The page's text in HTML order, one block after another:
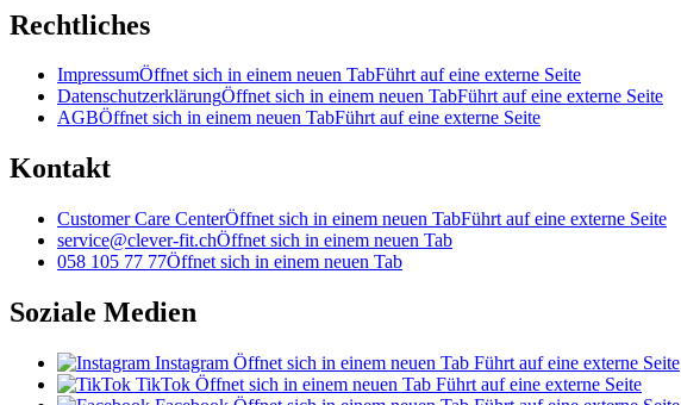
Rechtliches
ImpressumÖffnet sich in einem neuen TabFührt auf eine externe Seite
DatenschutzerklärungÖffnet sich in einem neuen TabFührt auf eine externe Seite
AGBÖffnet sich in einem neuen TabFührt auf eine externe Seite
Kontakt
Customer Care CenterÖffnet sich in einem neuen TabFührt auf eine externe Seite
service@clever-fit.chÖffnet sich in einem neuen Tab
058 105 77 77Öffnet sich in einem neuen Tab
Soziale Medien
Instagram Öffnet sich in einem neuen Tab Führt auf eine externe Seite
TikTok Öffnet sich in einem neuen Tab Führt auf eine externe Seite